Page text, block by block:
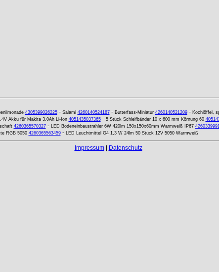
4305399026225- Salami 4260140524187- Butterfass-Miniatur 4260140521209- Kochlöffel,
Akku für Makita 3,0Ah Li-Ion 4051435037365- 5 Stück Schleifbänder 10 x 600 mm Körnung 60
4260365570327- LED Bodeneinbaustrahler 6W 420lm 150x150x60mm Warmweiß IP67
RGB 5050 4260365563459- LED Leuchtmittel G4 1,3 W 24lm 50 Stück 12V 5050 Warmweiß
Impressum| Datenschutz